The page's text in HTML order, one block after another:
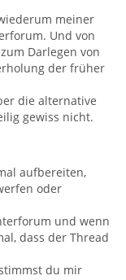
meiner
Und von
Darlegen von
der früher
die alternative
gewiss nicht.
aufbereiten,
oder
und wenn
dass der Thread
du mir